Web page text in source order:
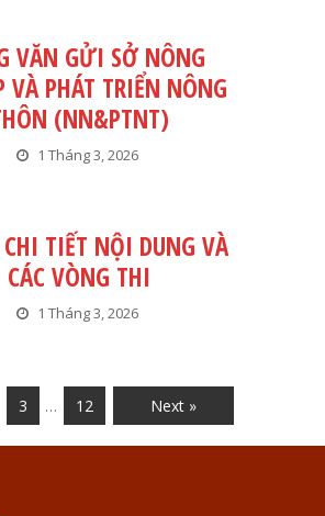
VĂN GỬI SỞ NÔNG
VÀ PHÁT TRIỂN NÔNG
(NN&PTNT)
1 Tháng 3, 2026
TIẾT NỘI DUNG VÀ
CÁC VÒNG THI
1 Tháng 3, 2026
3 … 12 Next »